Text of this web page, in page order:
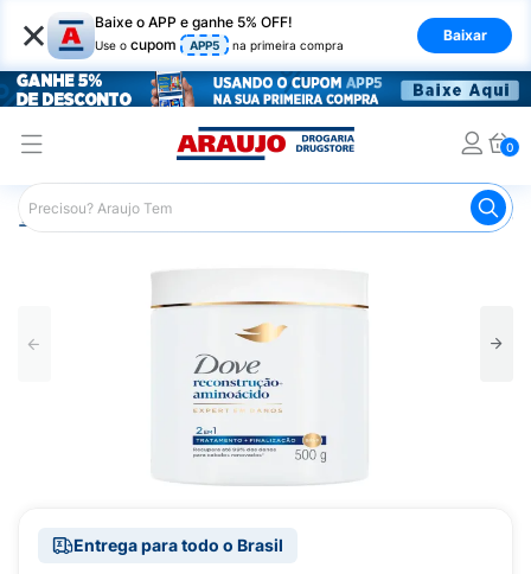
× Baixe o APP e ganhe 5% OFF!
Use o cupom APP5 na primeira compra
Baixar
0
Araujo Cabelo Máscaras
Entrega para todo o Brasil